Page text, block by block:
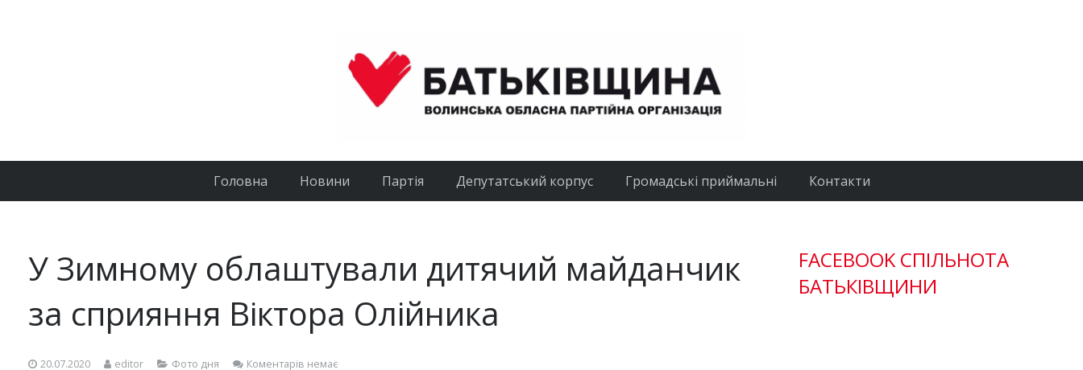
Головна Новини Партія Депутатський корпус Громадські приймальні Контакти
У Зимному облаштували дитячий майданчик
за сприяння Віктора Олійника
20.07.2020 editor Фото дня Коментарів немає
FACEBOOK СПІЛЬНОТА
БАТЬКІВЩИНИ